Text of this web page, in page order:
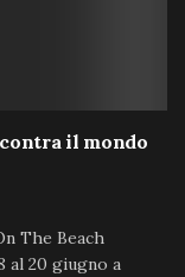
il mondo
The Beach
al 20 giugno a